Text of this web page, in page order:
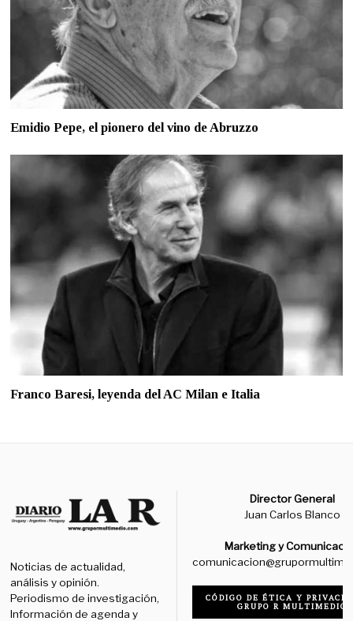
Emidio Pepe, el pionero del vino de Abruzzo
Franco Baresi, leyenda del AC Milan e Italia
Noticias de actualidad,
análisis y opinión.
Periodismo de investigación,
Información de agenda y
Director General
Juan Carlos Blanco
Marketing y
CÓDIGO DE ÉTICA Y
GRUPO R MULTIMEDIO